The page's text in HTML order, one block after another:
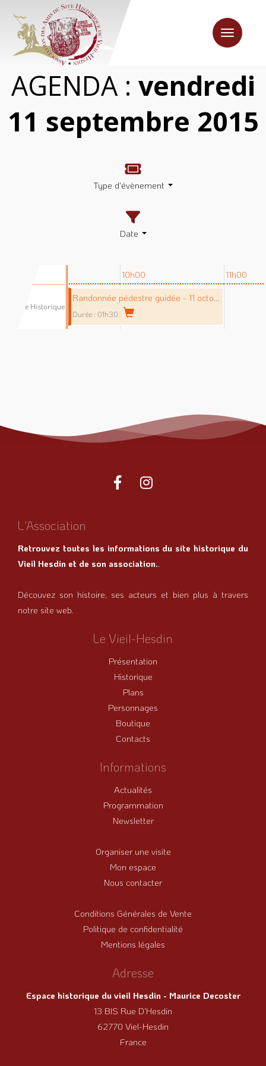
Toggle
navigation
AGENDA : vendredi
11 septembre 2015
Type d'évènement
Date
Espace Historique
10h00
11h00
Randonnée pédestre guidée - 11 octobre 2015
Durée : 01h30
L'Association
Retrouvez toutes les informations du site historique du
Vieil Hesdin et de son association..
Découvez son histoire, ses acteurs et bien plus à travers
notre site web.
Le Vieil-Hesdin
Présentation
Historique
Plans
Personnages
Boutique
Contacts
Informations
Actualités
Programmation
Newsletter
Organiser une visite
Mon espace
Nous contacter
Conditions Générales de Vente
Politique de confidentialité
Mentions légales
Adresse
Espace historique du vieil Hesdin - Maurice Decoster
13 BIS Rue D'Hesdin
62770 Viel-Hesdin
France